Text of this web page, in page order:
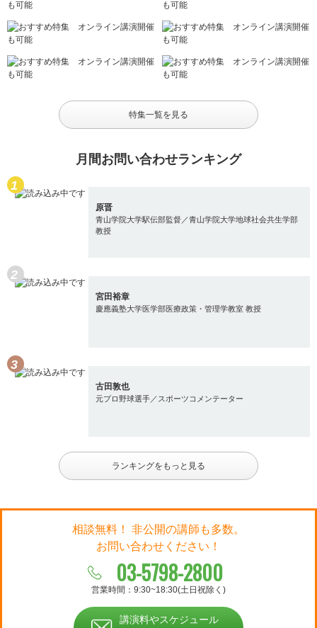
特集一覧を見る
月間お問い合わせランキング
原晋
青山学院大学駅伝部監督／青山学院大学地球社会共生学部
教授
宮田裕章
慶應義塾大学医学部医療政策・管理学教室 教授
古田敦也
元プロ野球選手／スポーツコメンテーター
ランキングをもっと見る
相談無料！ 非公開の講師も多数。
お問い合わせください！
03-5798-2800
営業時間：9:30~18:30(土日祝除く)
講演料やスケジュール